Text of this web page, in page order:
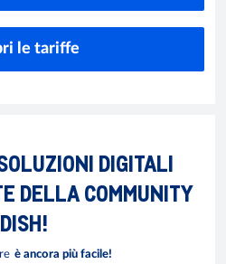
le tariffe
DIGITALI
DELLA COMMUNITY
DISH!
è ancora più facile!